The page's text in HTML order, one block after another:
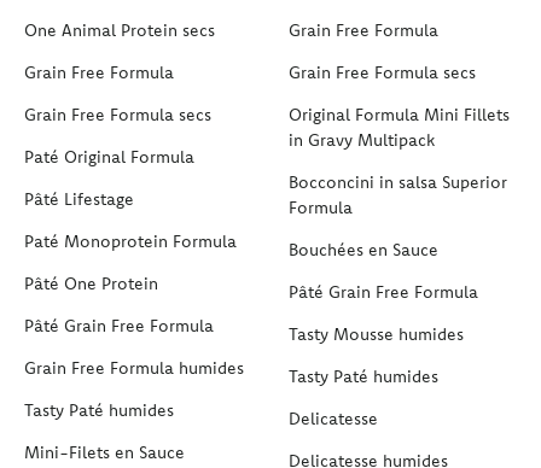
One Animal Protein secs
Grain Free Formula
Grain Free Formula secs
Paté Original Formula
Pâté Lifestage
Paté Monoprotein Formula
Pâté One Protein
Pâté Grain Free Formula
Grain Free Formula humides
Tasty Paté humides
Mini-Filets en Sauce
Grain Free Formula
Grain Free Formula secs
Original Formula Mini Fillets
in Gravy Multipack
Bocconcini in salsa Superior
Formula
Bouchées en Sauce
Pâté Grain Free Formula
Tasty Mousse humides
Tasty Paté humides
Delicatesse
Delicatesse humides